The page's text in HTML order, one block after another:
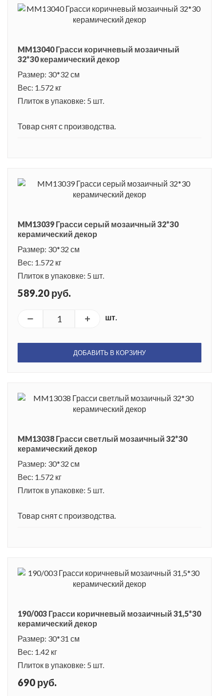
MM13040 Грасси коричневый мозаичный
32*30 керамический декор
Размер: 30*32 см
Вес: 1.572 кг
Плиток в упаковке: 5 шт.
Товар снят с производства.
MM13039 Грасси серый мозаичный 32*30
керамический декор
Размер: 30*32 см
Вес: 1.572 кг
Плиток в упаковке: 5 шт.
589.20 руб.
шт.
ДОБАВИТЬ В КОРЗИНУ
MM13038 Грасси светлый мозаичный 32*30
керамический декор
Размер: 30*32 см
Вес: 1.572 кг
Плиток в упаковке: 5 шт.
Товар снят с производства.
190/003 Грасси коричневый мозаичный 31,5*30
керамический декор
Размер: 30*31 см
Вес: 1.42 кг
Плиток в упаковке: 5 шт.
690 руб.